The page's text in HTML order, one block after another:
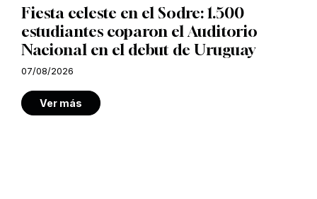
Fiesta celeste en el Sodre: 1.500
estudiantes coparon el Auditorio
Nacional en el debut de Uruguay
07/08/2026
Ver más